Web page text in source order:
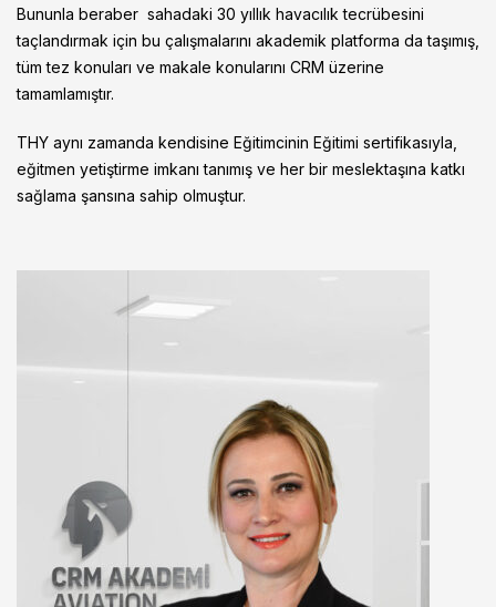
Bununla beraber sahadaki 30 yıllık havacılık tecrübesini
taçlandırmak için bu çalışmalarını akademik platforma da taşımış,
tüm tez konuları ve makale konularını CRM üzerine
tamamlamıştır.
THY aynı zamanda kendisine Eğitimcinin Eğitimi sertifikasıyla,
eğitmen yetiştirme imkanı tanımış ve her bir meslektaşına katkı
sağlama şansına sahip olmuştur.